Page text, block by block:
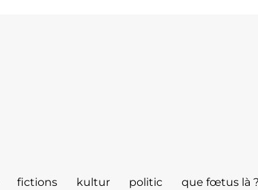
fictions kultur politic que fœtus là ?